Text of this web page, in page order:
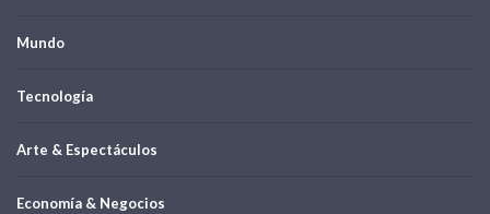
Mundo
Tecnología
Arte & Espectáculos
Economía & Negocios